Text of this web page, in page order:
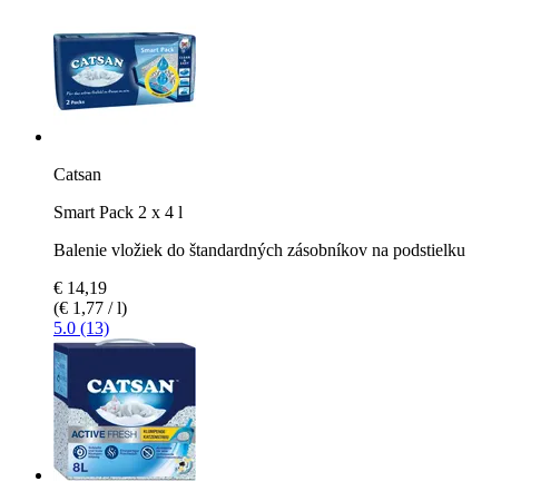
Catsan
Smart Pack 2 x 4 l
Balenie vložiek do štandardných zásobníkov na podstielku
€ 14,19
(€ 1,77 / l)
5.0 (13)